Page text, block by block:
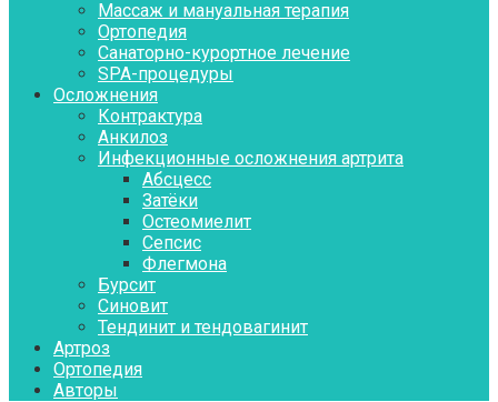
Массаж и мануальная терапия
Ортопедия
Санаторно-курортное лечение
SPA-процедуры
Осложнения
Контрактура
Aнкилоз
Инфекционные осложнения артрита
Абсцесс
Затёки
Остеомиелит
Сепсис
Флегмона
Бурсит
Синовит
Тендинит и тендовагинит
Артроз
Ортопедия
Авторы